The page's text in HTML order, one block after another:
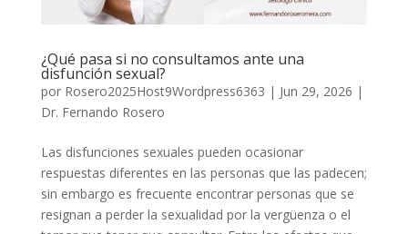
¿Qué pasa si no consultamos ante una
disfunción sexual?
por Rosero2025Host9Wordpress6363 | Jun 29, 2026 |
Dr. Fernando Rosero
Las disfunciones sexuales pueden ocasionar
respuestas diferentes en las personas que las padecen;
sin embargo es frecuente encontrar personas que se
resignan a perder la sexualidad por la vergüenza o el